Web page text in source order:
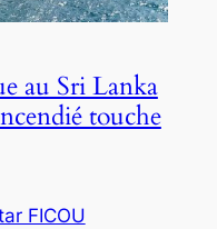
au Sri Lanka
touche
FICOU